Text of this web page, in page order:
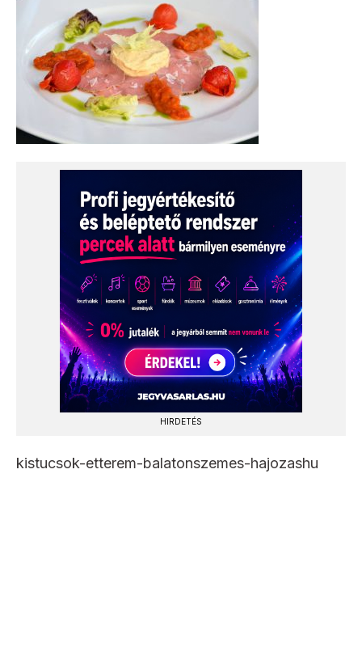
HIRDETÉS
kistucsok-etterem-balatonszemes-hajozashu